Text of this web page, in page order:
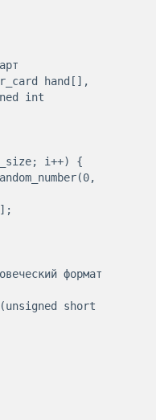
hand[],
int
формат
short